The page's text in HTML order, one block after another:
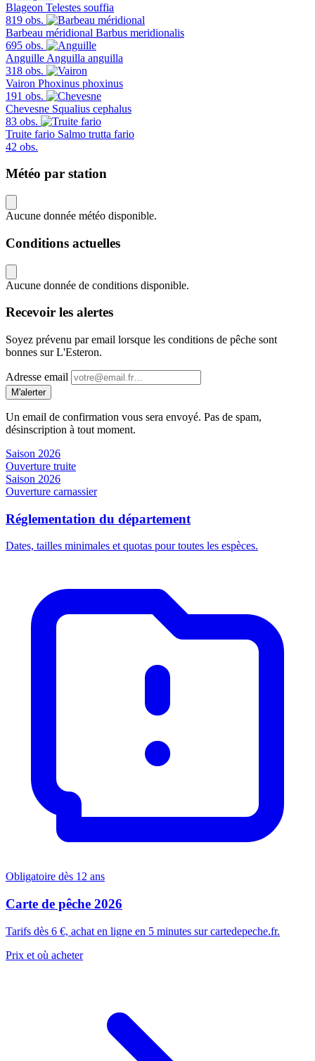
Blageon Telestes souffia
819 obs.
Barbeau méridional Barbus meridionalis
695 obs.
Anguille Anguilla anguilla
318 obs.
Vairon Phoxinus phoxinus
191 obs.
Chevesne Squalius cephalus
83 obs.
Truite fario Salmo trutta fario
42 obs.
Météo par station
Aucune donnée météo disponible.
Conditions actuelles
Aucune donnée de conditions disponible.
Recevoir les alertes
Soyez prévenu par email lorsque les conditions de pêche sont
bonnes sur L'Esteron.
Adresse email
M'alerter
Un email de confirmation vous sera envoyé. Pas de spam,
désinscription à tout moment.
Saison 2026
Ouverture truite
Saison 2026
Ouverture carnassier
Réglementation du département
Dates, tailles minimales et quotas pour toutes les espèces.
Obligatoire dès 12 ans
Carte de pêche 2026
Tarifs dès 6 €, achat en ligne en 5 minutes sur cartedepeche.fr.
Prix et où acheter